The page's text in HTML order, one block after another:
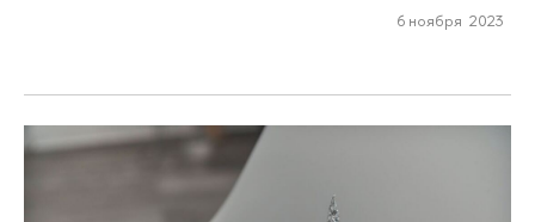
6 ноября 2023